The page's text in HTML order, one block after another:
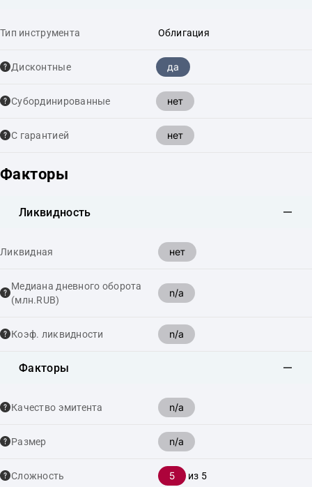
Тип инструмента Облигация
Дисконтные да
Cубординированные нет
С гарантией нет
Факторы
Ликвидность
Ликвидная нет
Медиана дневного оборота
(млн.RUB)
n/a
Коэф. ликвидности n/a
Факторы
Качество эмитента n/a
Размер n/a
Сложность 5 из 5